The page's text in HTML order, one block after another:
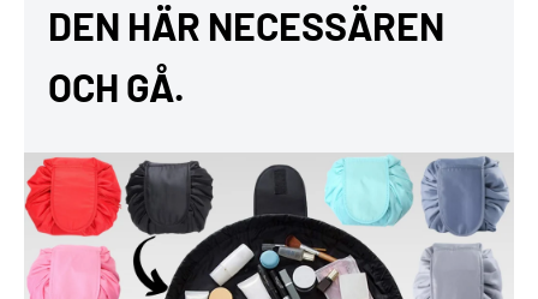
DEN HÄR NECESSÄREN
OCH GÅ.